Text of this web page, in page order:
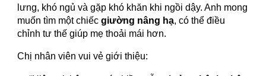
lưng, khó ngủ và gặp khó khăn khi ngồi dậy. Anh mong
muốn tìm một chiếcgiường nâng hạ, có thể điều
chỉnh tư thế giúp mẹ thoải mái hơn.
Chị nhân viên vui vẻ giới thiệu: